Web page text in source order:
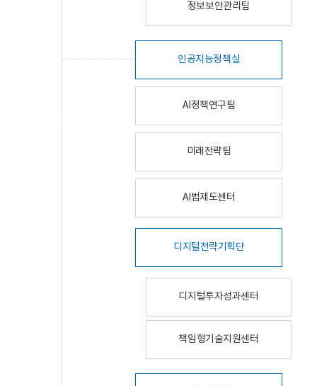
정보보안관리팀
인공지능정책실
AI정책연구팀
미래전략팀
AI법제도센터
디지털전략기획단
디지털투자성과센터
책임형기술지원센터